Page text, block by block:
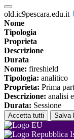
old.ic9pescara.edu.it
Nome
Tipologia
Proprieta
Descrizione
Durata
Nome: fireshield
Tipologia: analitico
Proprieta: Prima
Descrizione: analisi
Durata: Sessione
Accetta tutti Salva